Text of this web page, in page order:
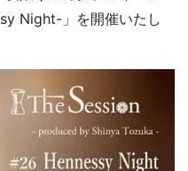
Night-」を開催いたし